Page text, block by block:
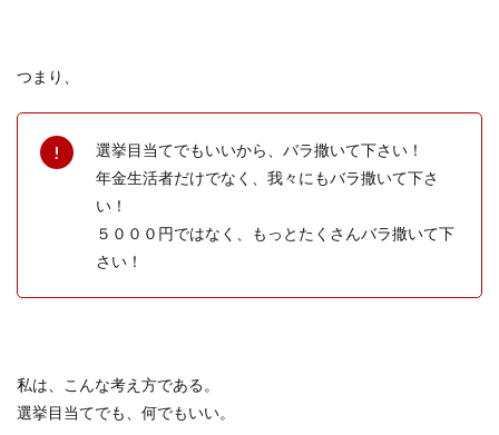
つまり、
選挙目当てでもいいから、バラ撒いて下さい！
年金生活者だけでなく、我々にもバラ撒いて下さ
い！
５０００円ではなく、もっとたくさんバラ撒いて下
さい！
私は、こんな考え方である。
選挙目当てでも、何でもいい。